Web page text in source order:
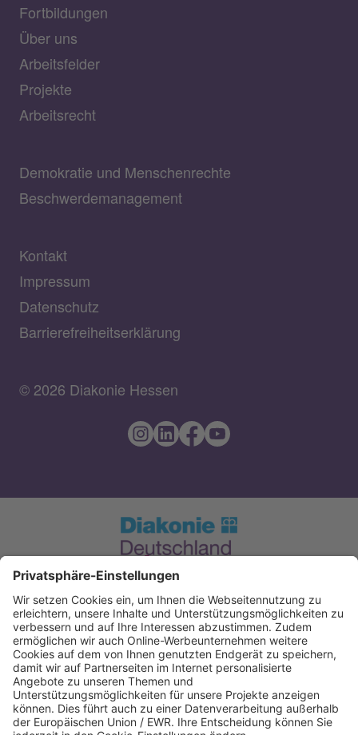
Fortbildungen
Über uns
Arbeitsfelder
Projekte
Arbeitsrecht
Demokratie und Menschenrechte
Beschwerdemanagement
Kontakt
Impressum
Datenschutz
Barrierefreiheitserklärung
© 2026 Diakonie Hessen
Spendenkonto Diakonie Hessen
Evangelische Bank eG. Kassel